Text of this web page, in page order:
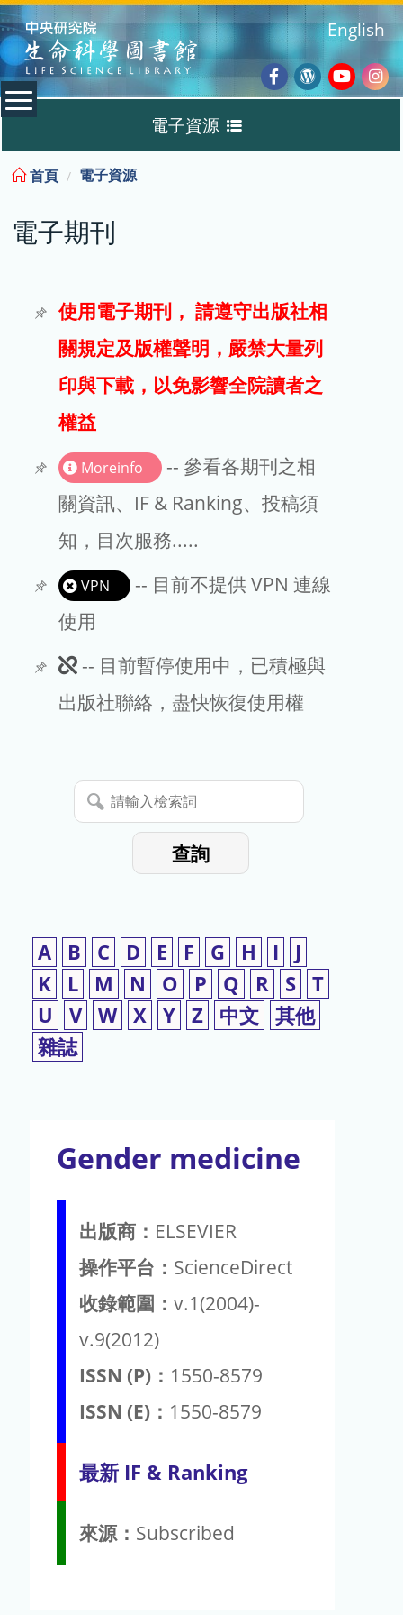
:::
Facebook
Wordpress
English
電子資源
電子期刊
試用
文章處理費
EndNote
首頁 電子資源
電子期刊
使用電子期刊， 請遵守出版社相
關規定及版權聲明，嚴禁大量列
印與下載，以免影響全院讀者之
權益
Moreinfo
-- 參看各期刊之相
關資訊、IF & Ranking、投稿須
知，目次服務.....
VPN
-- 目前不提供 VPN 連線
使用
此
期
暫
停
-- 目前暫停使用中，已積極與
出版社聯絡，盡快恢復使用權
請
輸
查詢
A B C D E F G H I
J
K
L M N O P Q R S T
U
V W X Y Z 中文 其他
雜誌
Gender medicine
出版商： ELSEVIER
操作平台： ScienceDirect
收錄範圍： v.1(2004)-
v.9(2012)
ISSN (P)： 1550-8579
ISSN (E)： 1550-8579
最新 IF & Ranking
來源： Subscribed